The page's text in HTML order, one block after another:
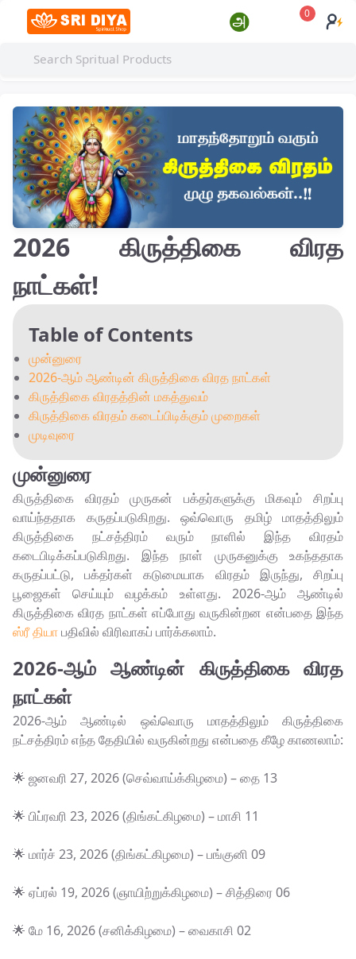
0
2026 கிருத்திகை விரத
நாட்கள்!
Table of Contents
முன்னுரை
2026-ஆம் ஆண்டின் கிருத்திகை விரத நாட்கள்
கிருத்திகை விரதத்தின் மகத்துவம்
கிருத்திகை விரதம் கடைப்பிடிக்கும் முறைகள்
முடிவுரை
முன்னுரை
கிருத்திகை விரதம் முருகன் பக்தர்களுக்கு மிகவும் சிறப்பு
வாய்ந்ததாக கருதப்படுகிறது. ஒவ்வொரு தமிழ் மாதத்திலும்
கிருத்திகை நட்சத்திரம் வரும் நாளில் இந்த விரதம்
கடைபிடிக்கப்படுகிறது. இந்த நாள் முருகனுக்கு உகந்ததாக
கருதப்பட்டு, பக்தர்கள் கடுமையாக விரதம் இருந்து, சிறப்பு
பூஜைகள் செய்யும் வழக்கம் உள்ளது. 2026-ஆம் ஆண்டில்
கிருத்திகை விரத நாட்கள் எப்போது வருகின்றன என்பதை இந்த
ஸ்ரீ தியாபதிவில் விரிவாகப் பார்க்கலாம்.
2026-ஆம் ஆண்டின் கிருத்திகை விரத
நாட்கள்
2026-ஆம் ஆண்டில் ஒவ்வொரு மாதத்திலும் கிருத்திகை
நட்சத்திரம் எந்த தேதியில் வருகின்றது என்பதை கீழே காணலாம்:
🌟 ஜனவரி 27, 2026 (செவ்வாய்க்கிழமை) – தை 13
🌟 பிப்ரவரி 23, 2026 (திங்கட்கிழமை) – மாசி 11
🌟 மார்ச் 23, 2026 (திங்கட்கிழமை) – பங்குனி 09
🌟 ஏப்ரல் 19, 2026 (ஞாயிற்றுக்கிழமை) – சித்திரை 06
🌟 மே 16, 2026 (சனிக்கிழமை) – வைகாசி 02